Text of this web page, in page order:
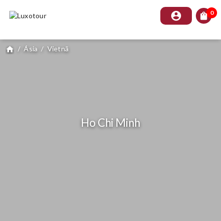
account_circle shopping_bag 0
home / Ásia / Vietnã
Ho Chi Minh